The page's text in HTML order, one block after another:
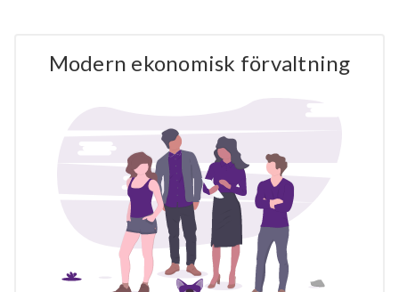
Modern ekonomisk förvaltning